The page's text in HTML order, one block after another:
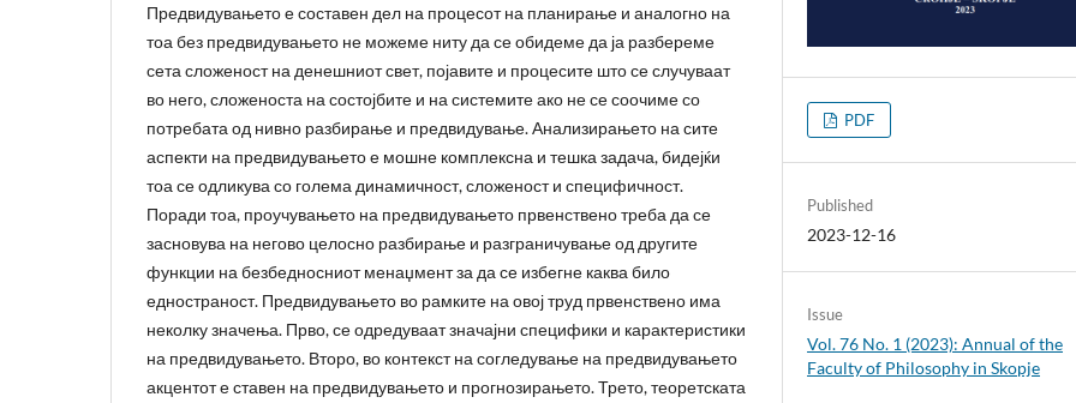
Предвидувањето е составен дел на процесот на планирање и аналогно на
тоа без предвидувањето не можеме ниту да се обидеме да ја разбереме
сета сложеност на денешниот свет, појавите и процесите што се случуваат
во него, сложеноста на состојбите и на системите ако не се соочиме со
потребата од нивно разбирање и предвидување. Анализирањето на сите
аспекти на предвидувањето е мошне комплексна и тешка задача, бидејќи
тоа се одликува со голема динамичност, сложеност и специфичност.
Поради тоа, проучувањето на предвидувањето првенствено треба да се
засновува на негово целосно разбирање и разграничување од другите
функции на безбедносниот менаџмент за да се избегне каква било
едностраност. Предвидувањето во рамките на овој труд првенствено има
неколку значења. Прво, се одредуваат значајни специфики и карактеристики
на предвидувањето. Второ, во контекст на согледување на предвидувањето
акцентот е ставен на предвидувањето и прогнозирањето. Трето, теоретската
PDF
Published
2023-12-16
Issue
Vol. 76 No. 1 (2023): Annual of the
Faculty of Philosophy in Skopje